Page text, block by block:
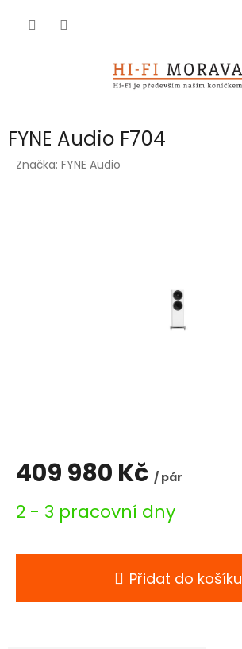
FYNE Audio F704
Značka: FYNE Audio
409 980 Kč / pár
cena:
2 - 3 pracovní dny
Přidat do košíku